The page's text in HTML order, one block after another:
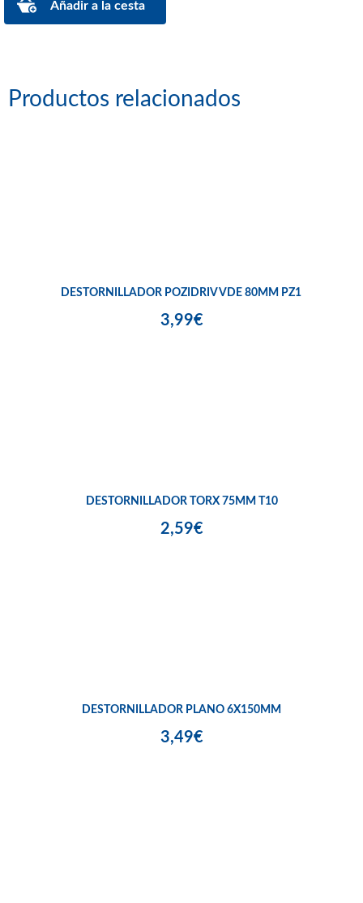
Productos relacionados
DESTORNILLADOR POZIDRIV VDE 80MM PZ1
3,99€
DESTORNILLADOR TORX 75MM T10
2,59€
DESTORNILLADOR PLANO 6X150MM
3,49€